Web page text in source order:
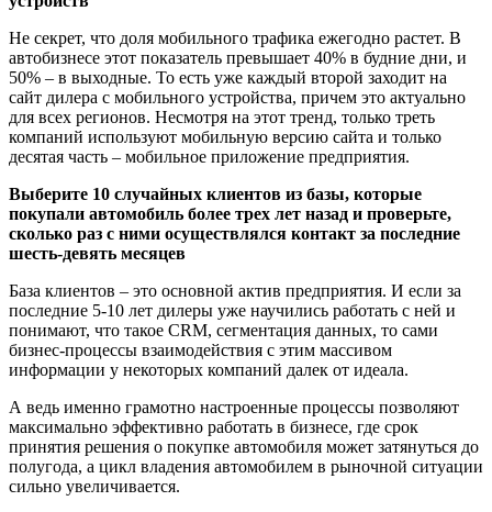
Не секрет, что доля мобильного трафика ежегодно растет. В
автобизнесе этот показатель превышает 40% в будние дни, и
50% – в выходные. То есть уже каждый второй заходит на
сайт дилера с мобильного устройства, причем это актуально
для всех регионов. Несмотря на этот тренд, только треть
компаний используют мобильную версию сайта и только
десятая часть – мобильное приложение предприятия.
Выберите 10 случайных клиентов из базы, которые
покупали автомобиль более трех лет назад и проверьте,
сколько раз с ними осуществлялся контакт за последние
шесть-девять месяцев
База клиентов – это основной актив предприятия. И если за
последние 5-10 лет дилеры уже научились работать с ней и
понимают, что такое CRM, сегментация данных, то сами
бизнес-процессы взаимодействия с этим массивом
информации у некоторых компаний далек от идеала.
А ведь именно грамотно настроенные процессы позволяют
максимально эффективно работать в бизнесе, где срок
принятия решения о покупке автомобиля может затянуться до
полугода, а цикл владения автомобилем в рыночной ситуации
сильно увеличивается.